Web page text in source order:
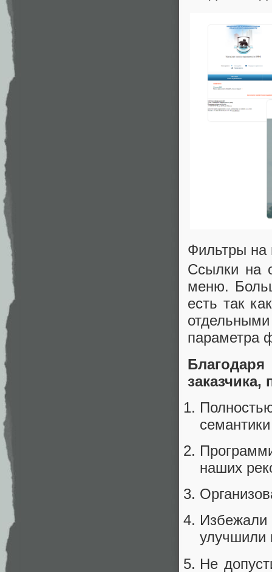
Фильтры на
Ссылки на
меню.
есть так
параметра
наших
улучшили
Не